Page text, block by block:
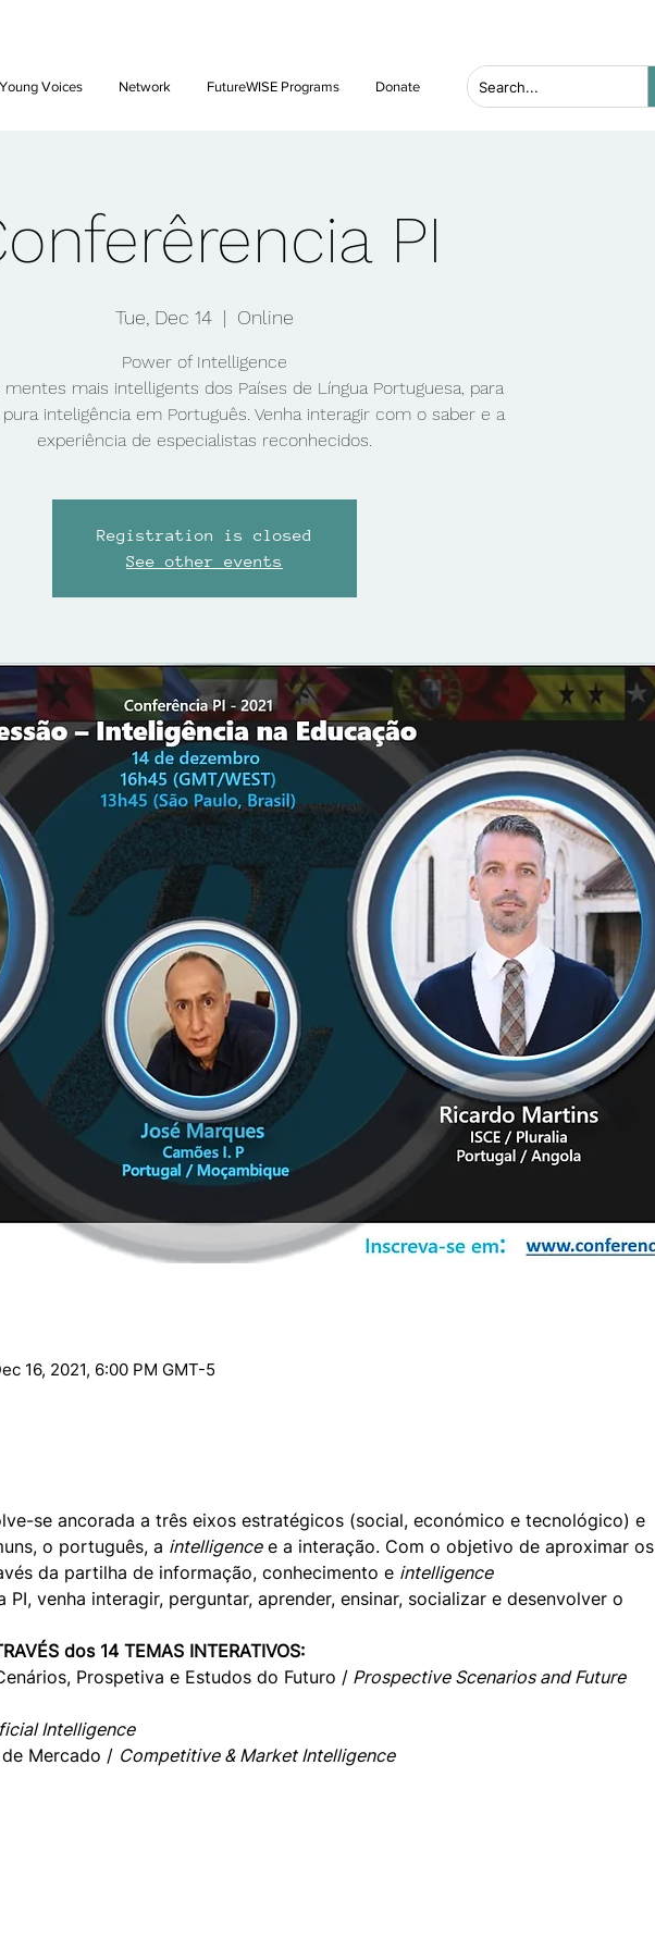
Young Voices Network FutureWISE Programs Donate
PI
Tue, Dec 14
  |
Online
Power of Intelligence
mais intelligents dos Países de Língua Portuguesa, para
inteligência em Português. Venha interagir com o saber e a
experiência de especialistas reconhecidos.
Registration is closed
See other events
16, 2021, 6:00 PM GMT-5
se ancorada a três eixos estratégicos (social, económico e tecnológico) e
o português, a intelligence e a interação. Com o objetivo de aproximar os
da partilha de informação, conhecimento e intelligence
venha interagir, perguntar, aprender, ensinar, socializar e desenvolver o
dos 14 TEMAS INTERATIVOS:
Prospetiva e Estudos do Futuro / Prospective Scenarios and Future
Intelligence
Mercado / Competitive & Market Intelligence